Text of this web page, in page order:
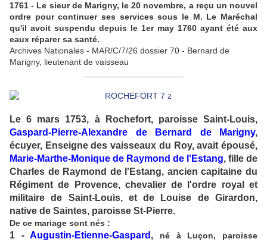
1761 - Le sieur de Marigny, le 20 novembre, a reçu un nouvel
ordre pour continuer ses services sous le M. Le Maréchal
qu'il avoit suspendu depuis le 1er may 1760 ayant été aux
eaux réparer sa santé.
Archives Nationales - MAR/C/7/26 dossier 70 - Bernard de
Marigny, lieutenant de vaisseau
Le 6 mars 1753, à Rochefort, paroisse Saint-Louis,
Gaspard-Pierre-Alexandre de Bernard de Marigny,
écuyer, Enseigne des vaisseaux du Roy, avait épousé,
Marie-Marthe-Monique de Raymond de l'Estang, fille de
Charles de Raymond de l'Estang, ancien capitaine du
Régiment de Provence, chevalier de l'ordre royal et
militaire de Saint-Louis, et de Louise de Girardon,
native de Saintes, paroisse St-Pierre.
De ce mariage sont nés :
1 -Augustin-Etienne-Gaspard , né à Luçon, paroisse